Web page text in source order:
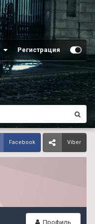
Регистрация
Facebook Viber
Профиль